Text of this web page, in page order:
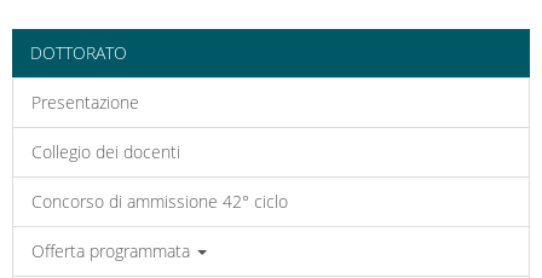
DOTTORATO
Presentazione
Collegio dei docenti
Concorso di ammissione 42° ciclo
Offerta programmata